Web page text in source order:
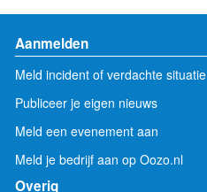
Aanmelden
Meld incident of verdachte situatie
Publiceer je eigen nieuws
Meld een evenement aan
Meld je bedrijf aan op Oozo.nl
Overig